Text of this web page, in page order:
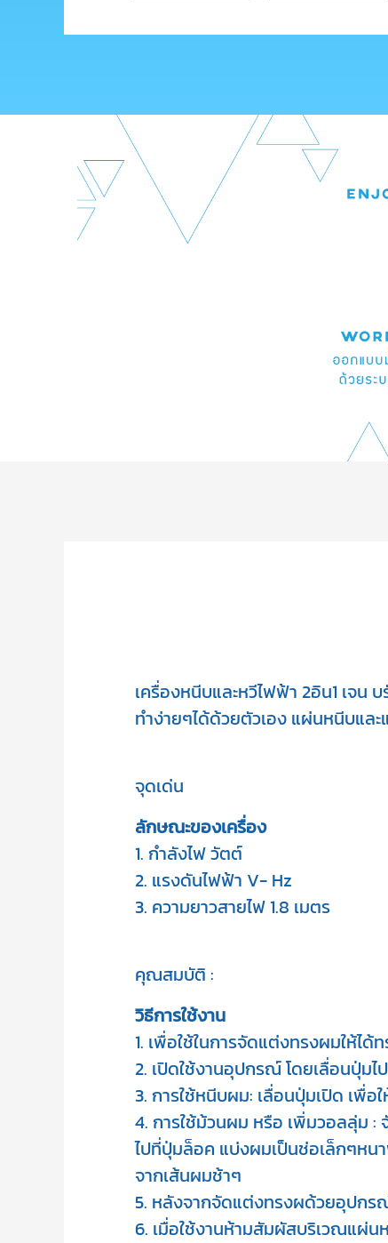
เครื่องหนีบและหวีไฟฟ้า 2อิน1 เจ
ทำง่ายๆได้ด้วยตัวเอง แผ่นหนีบแล
จุดเด่น
1. กำลังไฟ วัตต์
2. แรงดันไฟฟ้า V- Hz
3. ความยาวสายไฟ 1.8 เมตร
คุณสมบัติ :
1. เพื่อใช้ในการจัดแต่งทรงผมให้ไ
2. เปิดใช้งานอุปกรณ์ โดยเลื่อนปุ่มไ
3. การใช้หนีบผม: เลื่อนปุ่มเปิด เพื่
4. การใช้ม้วนผม หรือ เพิ่มวอลลุ่ม
ไปที่ปุ่มล็อค แบ่งผมเป็นช่อเล็กๆห
จากเส้นผมช้าๆ
5. หลังจากจัดแต่งทรงผด้วยอุปกร
6. เมื่อใช้งานห้ามสัมผัสบริเวณแผ่